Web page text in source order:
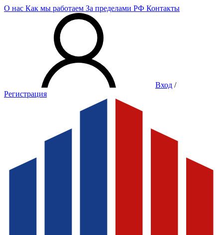
О нас Как мы работаем За пределами РФ Контакты
Вход /
Регистрация